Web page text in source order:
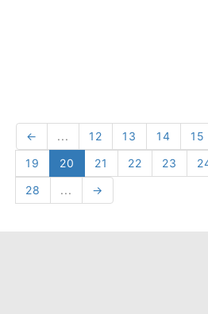
← ... 12 13 14 15
19
20 21 22 23
28
... →